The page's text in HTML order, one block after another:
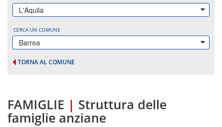
L'Aquila
CERCA UN COMUNE
Barrea
TORNA AL COMUNE
FAMIGLIE | Struttura delle
famiglie anziane